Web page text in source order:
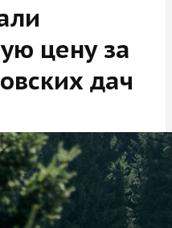
цену за
дач